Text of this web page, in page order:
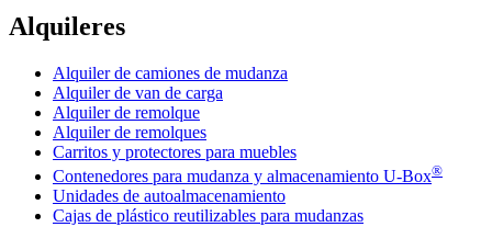
Alquileres
Alquiler de camiones de mudanza
Alquiler de van de carga
Alquiler de remolque
Alquiler de remolques
Carritos y protectores para muebles
Contenedores para mudanza y almacenamiento U-Box®
Unidades de autoalmacenamiento
Cajas de plástico reutilizables para mudanzas